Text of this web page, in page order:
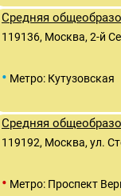
Средняя
119136, Москва, 2-й
• Метро: Кутузовская
Средняя
119192, Москва, ул.
• Метро: Проспект